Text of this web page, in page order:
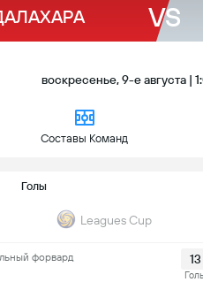
VS
воскресенье, 9-е августа |
Составы Команд
Голы
Leagues Cup
форвард
13